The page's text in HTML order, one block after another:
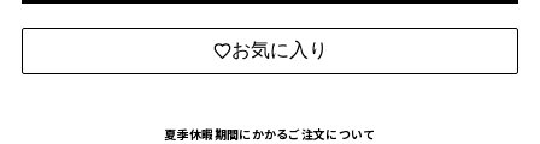
お気に入り
夏季休暇期間にかかるご注文について